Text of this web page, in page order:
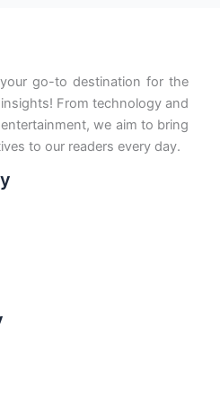
go-to destination for the
From technology and
we aim to bring
to our readers every day.